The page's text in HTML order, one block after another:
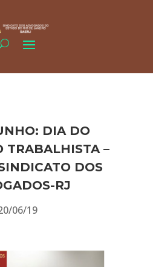
DIA DO
TRABALHISTA –
DOS
RJ
06/19